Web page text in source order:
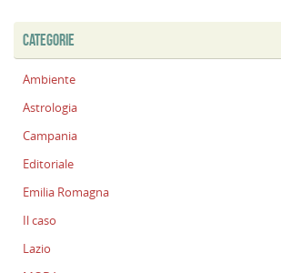
CATEGORIE
Ambiente
Astrologia
Campania
Editoriale
Emilia Romagna
Il caso
Lazio